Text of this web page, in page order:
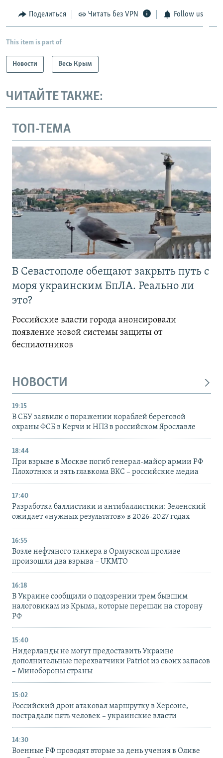
Поделиться Читать без VPN Follow us
This item is part of
Новости Весь Крым
ЧИТАЙТЕ ТАКЖЕ:
ТОП-ТЕМА
В Севастополе обещают закрыть путь с
моря украинским БпЛА. Реально ли
это?
Российские власти города анонсировали
появление новой системы защиты от
беспилотников
НОВОСТИ
19:15
В СБУ заявили о поражении кораблей береговой
охраны ФСБ в Керчи и НПЗ в российском Ярославле
18:44
При взрыве в Москве погиб генерал-майор армии РФ
Плохотнюк и зять главкома ВКС – российские медиа
17:40
Разработка баллистики и антибаллистики: Зеленский
ожидает «нужных результатов» в 2026-2027 годах
16:55
Возле нефтяного танкера в Ормузском проливе
произошли два взрыва – UKMTO
16:18
В Украине сообщили о подозрении трем бывшим
налоговикам из Крыма, которые перешли на сторону
РФ
15:40
Нидерланды не могут предоставить Украине
дополнительные перехватчики Patriot из своих запасов
– Минобороны страны
15:02
Российский дрон атаковал маршрутку в Херсоне,
пострадали пять человек – украинские власти
14:30
Военные РФ проводят вторые за день учения в Оливе